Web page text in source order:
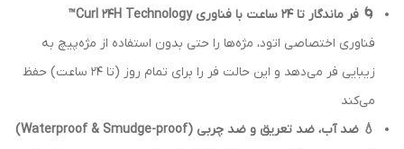
🌀 فر ماندگار تا 24 ساعت با فناوری Curl 24H Technology™
فناوری اختصاصی اتود، مژه‌ها را حتی بدون استفاده از مژه‌پیچ به
زیبایی فر می‌دهد و این حالت فر را برای تمام روز (تا 24 ساعت) حفظ
می‌کند
💧 ضد آب، ضد تعریق و ضد چربی (Waterproof & Smudge-proof)